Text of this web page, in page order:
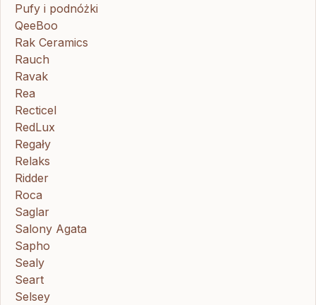
Pufy i podnóżki
QeeBoo
Rak Ceramics
Rauch
Ravak
Rea
Recticel
RedLux
Regały
Relaks
Ridder
Roca
Saglar
Salony Agata
Sapho
Sealy
Seart
Selsey